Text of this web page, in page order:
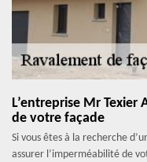
L’entreprise Mr Texier
de votre façade
Si vous êtes à la recherche
assurer l’imperméabilité de